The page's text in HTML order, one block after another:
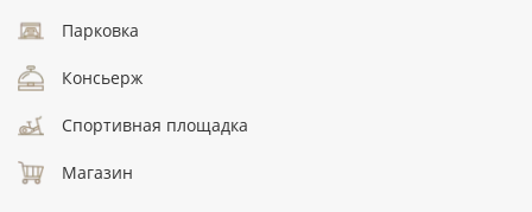
Парковка
Консьерж
Спортивная площадка
Магазин